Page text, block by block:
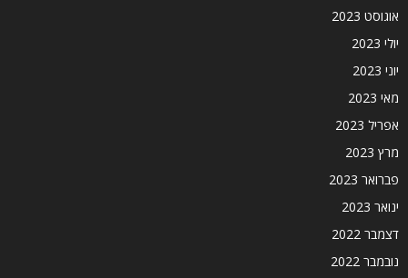
אוגוסט 2023
יולי 2023
יוני 2023
מאי 2023
אפריל 2023
מרץ 2023
פברואר 2023
ינואר 2023
דצמבר 2022
נובמבר 2022